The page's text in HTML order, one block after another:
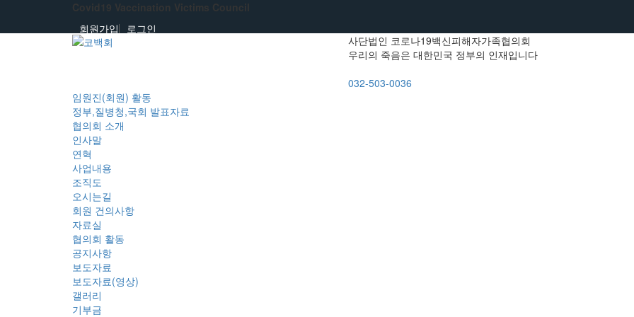
Covid19 Vaccination Victims Council
회원가입
로그인
사단법인 코로나19백신피해자가족협의회
우리의 죽음은 대한민국 정부의 인재입니다
032-503-0036
임원진(회원) 활동
정부,질병청,국회 발표자료
협의회 소개
인사말
연혁
사업내용
조직도
오시는길
회원 건의사항
자료실
협의회 활동
공지사항
보도자료
보도자료(영상)
갤러리
기부금